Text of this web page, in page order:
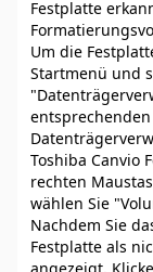
Festplatte
Um die
Startmenü und
Toshiba Canvio
rechten
wählen Sie
Nachdem Sie
Festplatte als